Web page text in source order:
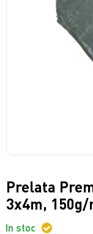
Prelata
3x4m, 150g/
In stoc